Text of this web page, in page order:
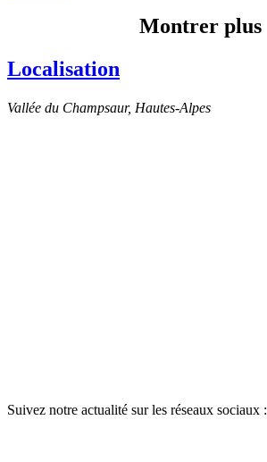
Montrer plus
Localisation
Vallée du Champsaur, Hautes-Alpes
Suivez notre actualité sur les réseaux sociaux :